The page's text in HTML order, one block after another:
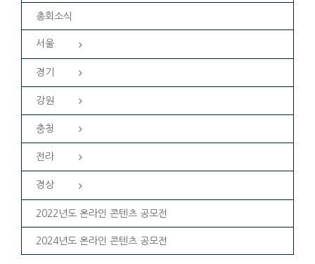
총회소식
서울
경기
강원
충청
전라
경상
2022년도 온라인 콘텐츠 공모전
2024년도 온라인 콘텐츠 공모전